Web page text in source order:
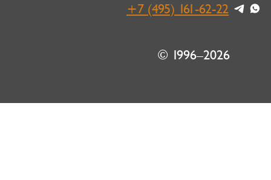
+7 (495) 161-62-22
© 1996–2026